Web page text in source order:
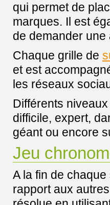
qui permet de
marques. Il est
de demander une
Chaque grille de
et est
les réseaux
Différents
difficile, expert,
géant ou encore
Jeu
A la fin de
rapport aux